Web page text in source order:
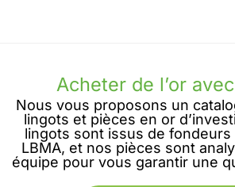
Acheter de l’or
Nous vous proposons un
lingots et pièces en or
lingots sont issus de
LBMA, et nos pièces sont
équipe pour vous garantir une